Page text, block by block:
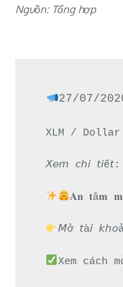
Nguồn: Tổng hợp
27/07/
XLM /
𝘟𝘦𝘮 𝘤𝘩𝘪
𝐀𝐧 𝐭â𝐦 𝐦ở
𝘔ở 𝘵à𝘪
Xem cách